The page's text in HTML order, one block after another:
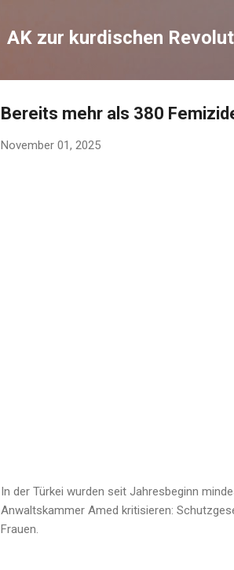
AK zur kurdischen
Bereits mehr als 380
November 01, 2025
In der Türkei wurden seit Jahresbeginn
Anwaltskammer Amed kritisieren:
Frauen.